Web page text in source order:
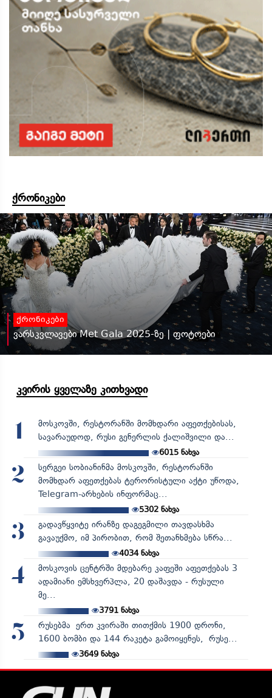
ქრონიკები
ქრონიკები
ვარსკვლავები Met Gala 2025-ზე | ფოტოები
კვირის ყველაზე კითხვადი
1
მოსკოვში, რესტორანში მომხდარი აფეთქებისას,
სავარაუდოდ, რუსი გენერლის ქალიშვილი და...
6015 ნახვა
2
სერგეი სობიანინმა მოსკოვში, რესტორანში
მომხდარ აფეთქებას ტერორისტული აქტი უწოდა,
Telegram-არხების ინფორმაც...
5302ნახვა
3
გადავწყვიტე ირანზე დაგეგმილი თავდასხმა
გავაუქმო, იმ პირობით, რომ შეთანხმება სწრა...
4034ნახვა
4
მოსკოვის ცენტრში მდებარე კაფეში აფეთქებას 3
ადამიანი ემსხვერპლა, 20 დაშავდა - რუსული
მე...
3791ნახვა
5
რუსებმა ერთ კვირაში თითქმის 1900 დრონი,
1600 ბომბი და 144 რაკეტა გამოიყენეს, რუსე...
3649ნახვა